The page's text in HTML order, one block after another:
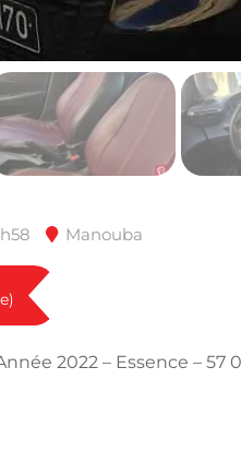
Manouba
2022 – Essence – 57